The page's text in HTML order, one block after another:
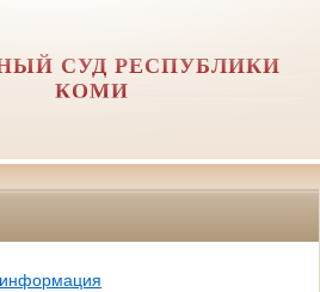
СУД РЕСПУБЛИКИ
КОМИ
информация